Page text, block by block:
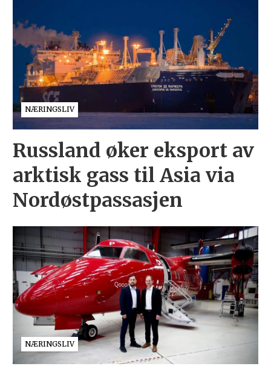
NÆRINGSLIV
Russland øker eksport av
arktisk gass til Asia via
Nordøstpassasjen
NÆRINGSLIV